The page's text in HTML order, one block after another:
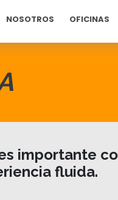
NOSOTROS OFICINAS
importante
fluida.